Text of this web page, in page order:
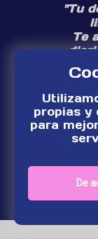
propias y
para
De
"Tu
Te
¡Somos un